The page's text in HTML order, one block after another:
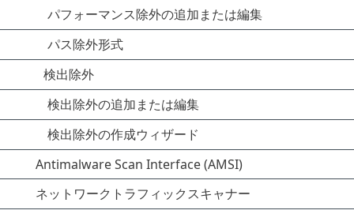
パフォーマンス除外の追加または編集
パス除外形式
検出除外
検出除外の追加または編集
検出除外の作成ウィザード
Antimalware Scan Interface (AMSI)
ネットワークトラフィックスキャナー